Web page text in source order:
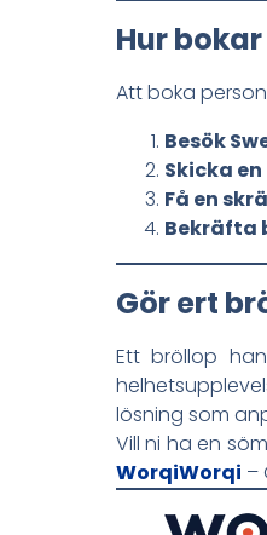
Hur
Att boka
Besök
Skicka
Få en
Bekräfta
Gör ert
Ett bröllop
lösning som
Vill ni ha en
WorqiWorqi –